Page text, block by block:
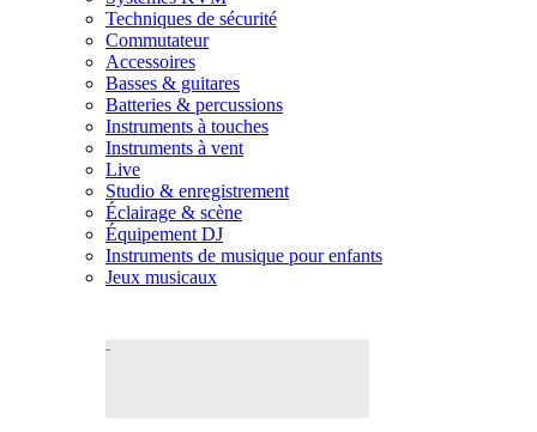
Techniques de sécurité
Commutateur
Accessoires
Basses & guitares
Batteries & percussions
Instruments à touches
Instruments à vent
Live
Studio & enregistrement
Éclairage & scène
Équipement DJ
Instruments de musique pour enfants
Jeux musicaux